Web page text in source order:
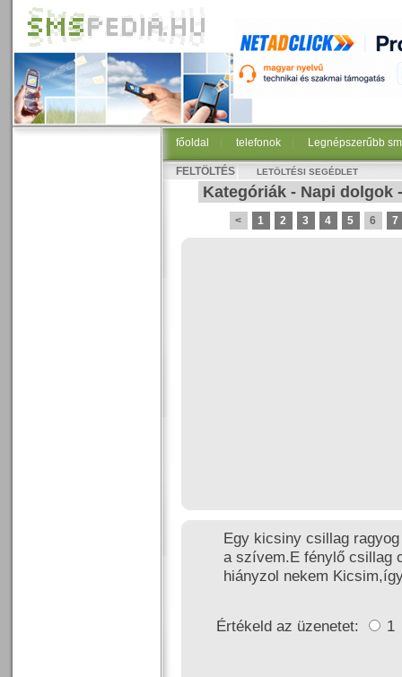
főoldal telefonok Legnépszerűbb
FELTÖLTÉS LETÖLTÉSI SEGÉDLET
Kategóriák - Napi dolgok
< 1 2 3 4 5 6 7
Egy kicsiny csillag
a szívem.E fénylő csillag
hiányzol nekem
Értékeld az üzenetet: 1